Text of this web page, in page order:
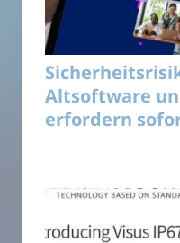
Altsoftware
erfordern